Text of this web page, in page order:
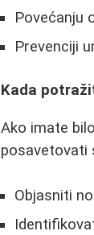
Povećanju
Prevenciji
Kada
Ako imate
posavetovati
Objasniti